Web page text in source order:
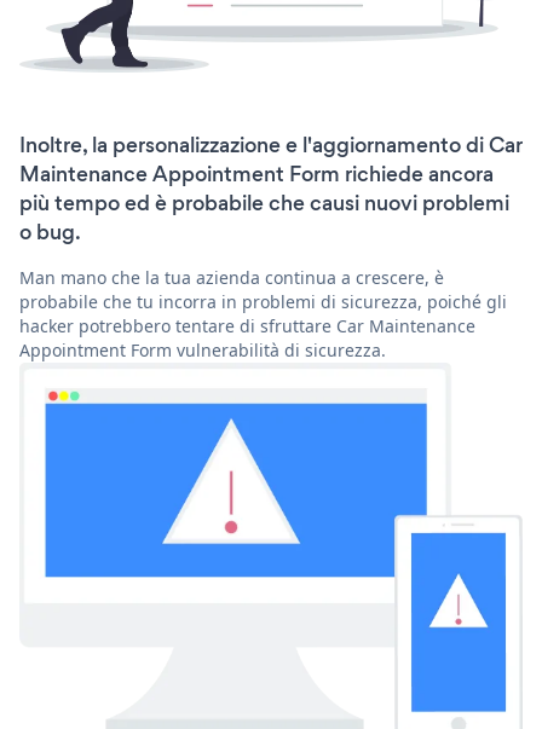
Inoltre, la personalizzazione e l'aggiornamento di Car
Maintenance Appointment Form richiede ancora
più tempo ed è probabile che causi nuovi problemi
o bug.
Man mano che la tua azienda continua a crescere, è
probabile che tu incorra in problemi di sicurezza, poiché gli
hacker potrebbero tentare di sfruttare Car Maintenance
Appointment Form vulnerabilità di sicurezza.